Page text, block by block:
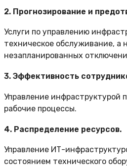
2. Прогнозирование и
Услуги по управлению
техническое обслуживание, а
незапланированных
3. Эффективность
Управление инфраструктурой
рабочие процессы.
4. Распределение ресурсов.
Управление ИТ-
состоянием технического